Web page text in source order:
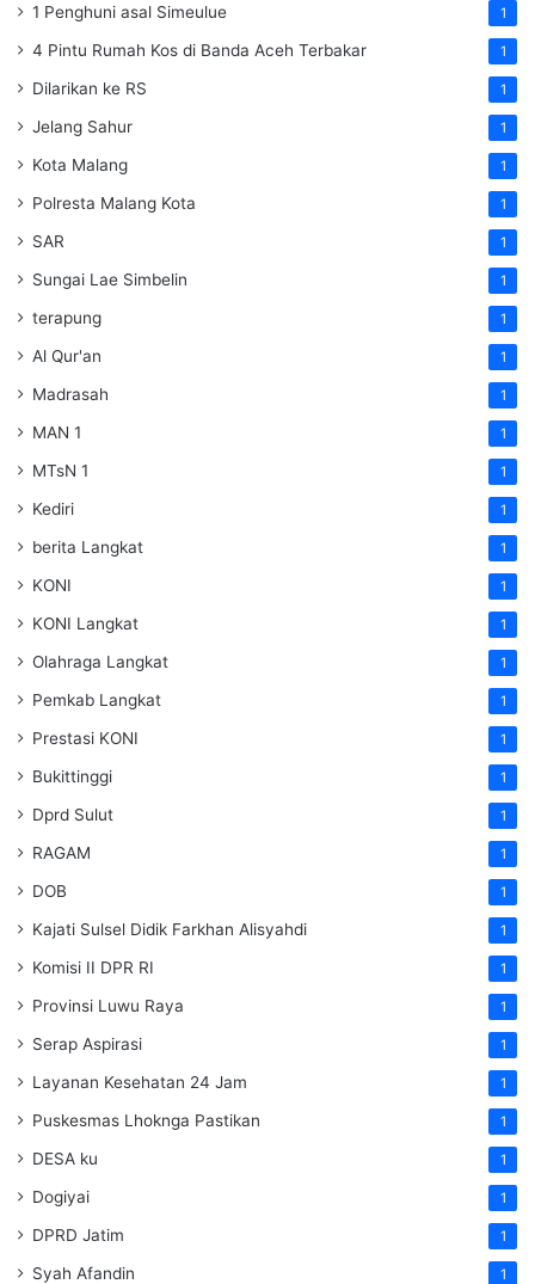
1 Penghuni asal Simeulue 1
4 Pintu Rumah Kos di Banda Aceh Terbakar 1
Dilarikan ke RS 1
Jelang Sahur 1
Kota Malang 1
Polresta Malang Kota 1
SAR 1
Sungai Lae Simbelin 1
terapung 1
Al Qur'an 1
Madrasah 1
MAN 1 1
MTsN 1 1
Kediri 1
berita Langkat 1
KONI 1
KONI Langkat 1
Olahraga Langkat 1
Pemkab Langkat 1
Prestasi KONI 1
Bukittinggi 1
Dprd Sulut 1
RAGAM 1
DOB 1
Kajati Sulsel Didik Farkhan Alisyahdi 1
Komisi II DPR RI 1
Provinsi Luwu Raya 1
Serap Aspirasi 1
Layanan Kesehatan 24 Jam 1
Puskesmas Lhoknga Pastikan 1
DESA ku 1
Dogiyai 1
DPRD Jatim 1
Syah Afandin 1